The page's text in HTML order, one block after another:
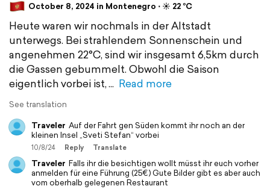
October 8, 2024 in Montenegro ⋅ ☀️ 22 °C
Heute waren wir nochmals in der Altstadt
unterwegs. Bei strahlendem Sonnenschein und
angenehmen 22°C, sind wir insgesamt 6,5km durch
die Gassen gebummelt. Obwohl die Saison
eigentlich vorbei ist,
Read more
See translation
Traveler Auf der Fahrt gen Süden kommt ihr noch an der
kleinen Insel „Sveti Stefan“ vorbei
10/8/24 Reply Translate
Traveler Falls ihr die besichtigen wollt müsst ihr euch vorher
anmelden für eine Führung (25€) Gute Bilder gibt es aber auch
vom oberhalb gelegenen Restaurant